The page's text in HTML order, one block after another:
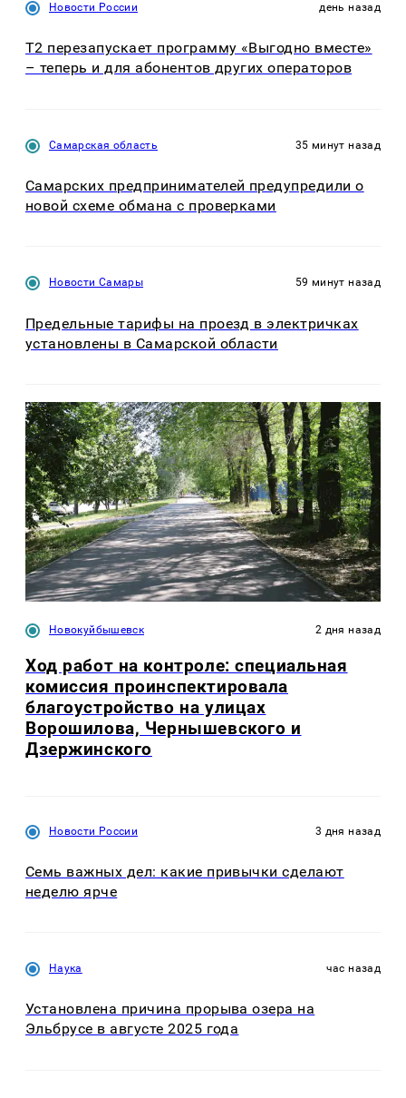
Новости России день назад
Т2 перезапускает программу «Выгодно вместе»
– теперь и для абонентов других операторов
Самарская область 35 минут назад
Самарских предпринимателей предупредили о
новой схеме обмана с проверками
Новости Самары 59 минут назад
Предельные тарифы на проезд в электричках
установлены в Самарской области
Новокуйбышевск 2 дня назад
Ход работ на контроле: специальная
комиссия проинспектировала
благоустройство на улицах
Ворошилова, Чернышевского и
Дзержинского
Новости России 3 дня назад
Семь важных дел: какие привычки сделают
неделю ярче
Наука час назад
Установлена причина прорыва озера на
Эльбрусе в августе 2025 года